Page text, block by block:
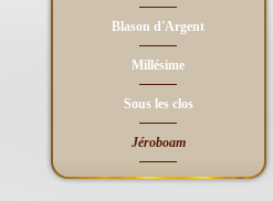
Blason d'Argent
Millésime
Sous les clos
Jéroboam